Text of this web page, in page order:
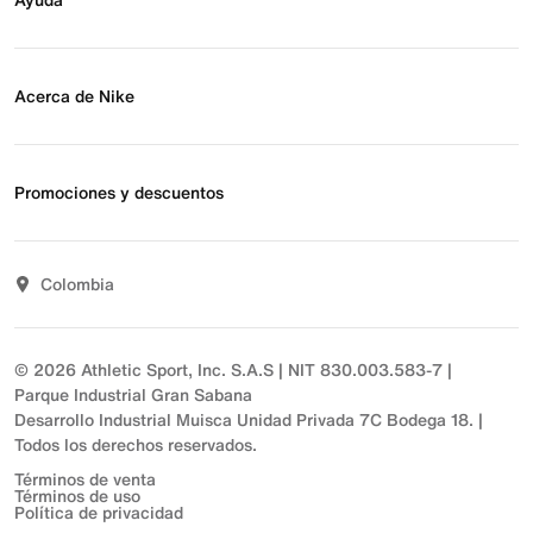
Preguntas frecuentes
Devoluciones
Comunicate con nosotros
Acerca de Nike
Noticias
Sostenibilidad
Promociones y descuentos
T&C actividades comerciales
Colombia
© 2026 Athletic Sport, Inc. S.A.S | NIT 830.003.583-7 |
Parque Industrial Gran Sabana
Desarrollo Industrial Muisca Unidad Privada 7C Bodega 18. |
Todos los derechos reservados.
Términos de venta
Términos de uso
Política de privacidad